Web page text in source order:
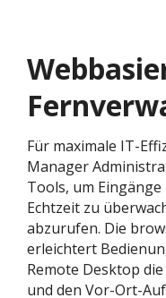
Für maximale IT-
Manager
Tools, um
Echtzeit zu
abzurufen. Die
erleichtert
Remote Desktop
und den Vor-Ort-